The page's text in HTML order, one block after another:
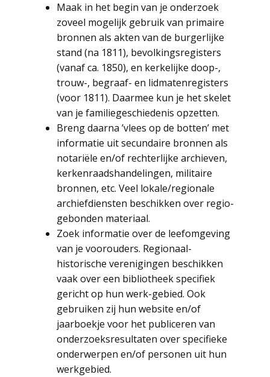
Maak in het begin van je onderzoek
zoveel mogelijk gebruik van primaire
bronnen als akten van de burgerlijke
stand (na 1811), bevolkingsregisters
(vanaf ca. 1850), en kerkelijke doop-,
trouw-, begraaf- en lidmatenregisters
(voor 1811). Daarmee kun je het skelet
van je familiegeschiedenis opzetten.
Breng daarna ’vlees op de botten’ met
informatie uit secundaire bronnen als
notariële en/of rechterlijke archieven,
kerkenraadshandelingen, militaire
bronnen, etc. Veel lokale/regionale
archiefdiensten beschikken over regio-
gebonden materiaal.
Zoek informatie over de leefomgeving
van je voorouders. Regionaal-
historische verenigingen beschikken
vaak over een bibliotheek specifiek
gericht op hun werk-gebied. Ook
gebruiken zij hun website en/of
jaarboekje voor het publiceren van
onderzoeksresultaten over specifieke
onderwerpen en/of personen uit hun
werkgebied.